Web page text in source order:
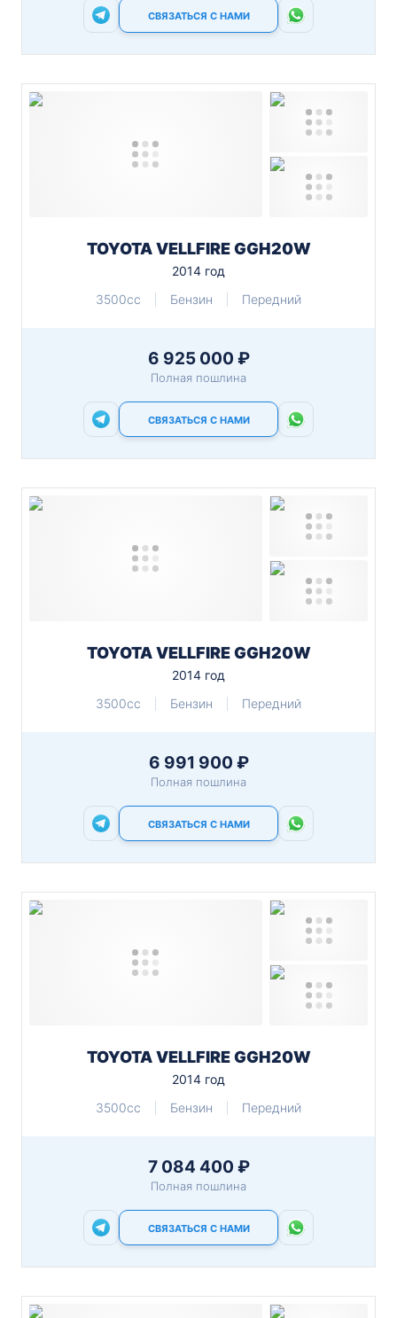
СВЯЗАТЬСЯ С НАМИ
TOYOTA VELLFIRE GGH20W
2014 год
3500cc
Бензин Передний
6 925 000 ₽
Полная пошлина
СВЯЗАТЬСЯ С НАМИ
TOYOTA VELLFIRE GGH20W
2014 год
3500cc
Бензин Передний
6 991 900 ₽
Полная пошлина
СВЯЗАТЬСЯ С НАМИ
TOYOTA VELLFIRE GGH20W
2014 год
3500cc
Бензин Передний
7 084 400 ₽
Полная пошлина
СВЯЗАТЬСЯ С НАМИ